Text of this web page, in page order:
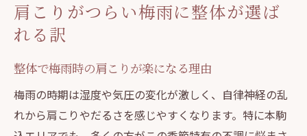
肩こりがつらい梅雨に整体が選ば
れる訳
整体で梅雨時の肩こりが楽になる理由
梅雨の時期は湿度や気圧の変化が激しく、自律神経の乱
れから肩こりやだるさを感じやすくなります。特に本駒